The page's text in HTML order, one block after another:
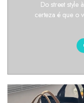
Do street style
certeza é que o